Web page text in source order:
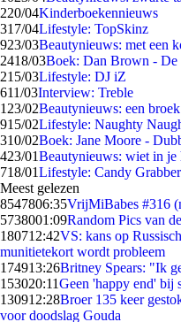
220/04Kinderboekennieuws
317/04Lifestyle: TopSkinz
923/03Beautynieuws: met een
2418/03Boek: Dan Brown - De
215/03Lifestyle: DJ iZ
611/03Interview: Treble
1 23/02Beautynieuws: een
915/02Lifestyle: Naughty
310/02Boek: Jane Moore -
423/01Beautynieuws: wiet in je
718/01Lifestyle: Candy Grabber
Meest gelezen
8547806:35VrijMiBabes #316
5738001:09Random Pics van
180712:42VS: kans op
munitietekort wordt probleem
174913:26Britney Spears: "Ik
153020:11Geen 'happy end' bij
130912:28Broer 135 keer
voor doodslag Gouda